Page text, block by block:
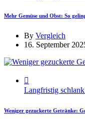
Mehr Gemüse und Obst: So
By Vergleich
16. September
Langfristig
Weniger gezuckerte Getränke: